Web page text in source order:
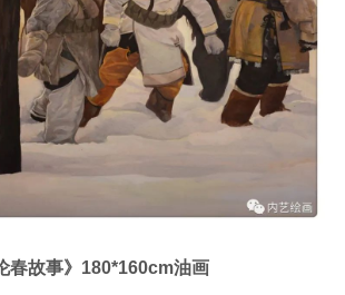
春故事》180*160cm油画